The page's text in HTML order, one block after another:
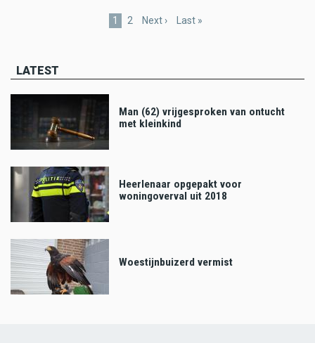
Current
1 Page
2
Next
Next ›
Last
Last »
LATEST
Man (62) vrijgesproken van ontucht
met kleinkind
Heerlenaar opgepakt voor
woningoverval uit 2018
Woestijnbuizerd vermist